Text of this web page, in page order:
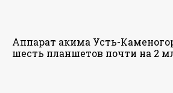
Аппарат акима Усть-
шесть планшетов почти на 2